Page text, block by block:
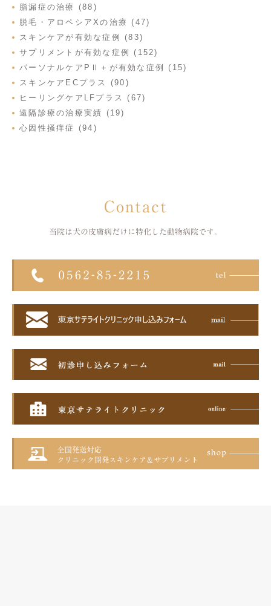
脂漏症の治療 (88)
脱毛・アロペシアXの治療 (47)
スキンケアが有効な症例 (83)
サプリメントが有効な症例 (152)
パーソナルケアPⅡ＋が有効な症例 (15)
スキンケアECプラス (90)
ヒーリングケアLFプラス (67)
遠隔診療の治療実績 (19)
心因性掻痒症 (94)
Contact
当院は犬の皮膚病だけに特化した 動物病院です。